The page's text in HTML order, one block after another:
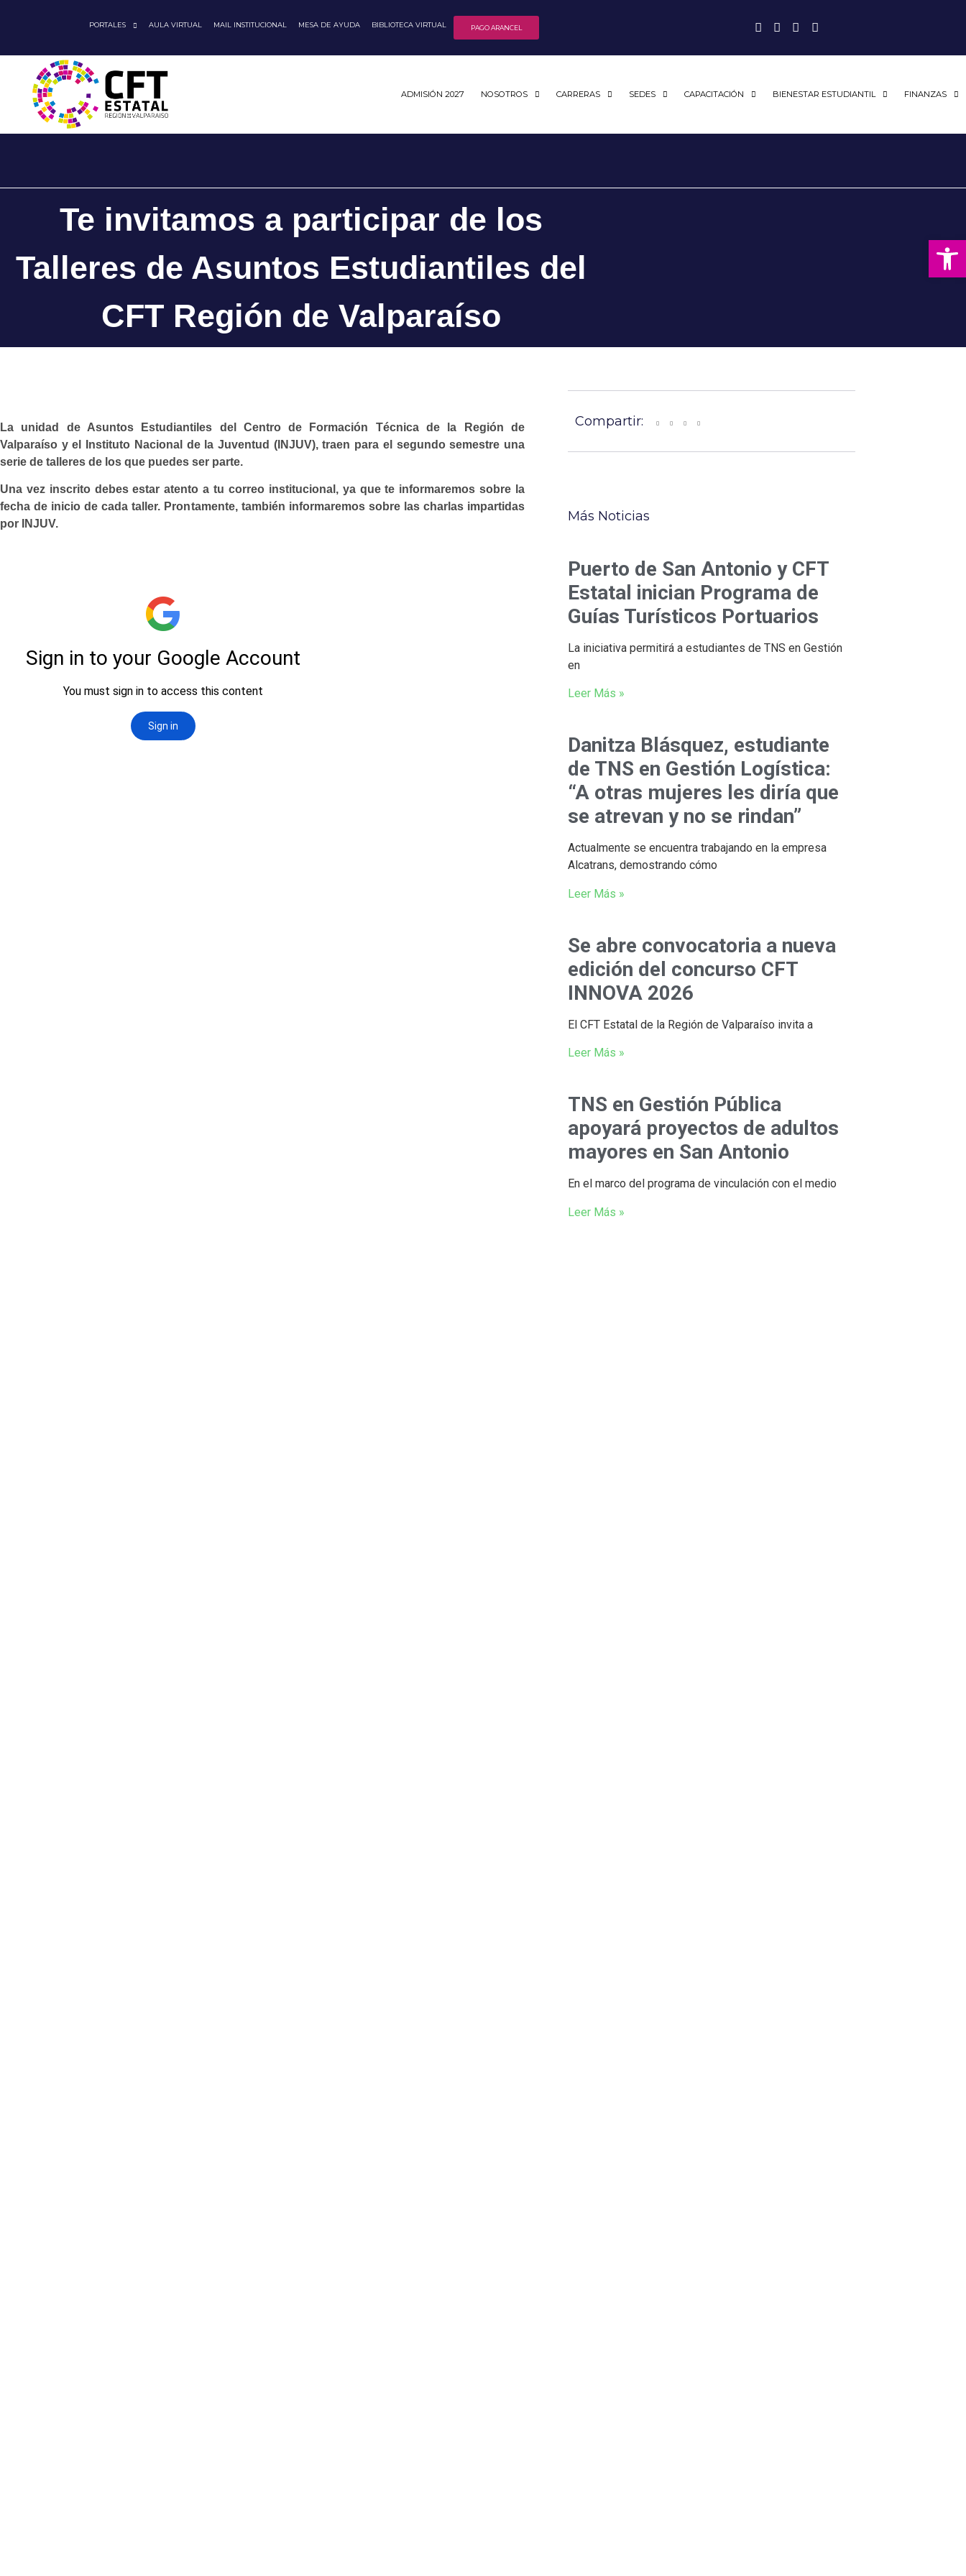
Abrir
PORTALES AULA VIRTUAL MAIL INSTITUCIONAL MESA DE AYUDA BIBLIOTECA VIRTUAL PAGO ARANCEL
ADMISIÓN 2027 NOSOTROS CARRERAS SEDES CAPACITACIÓN BIENESTAR ESTUDIANTIL FINANZAS
Te invitamos a participar de los
Talleres de Asuntos Estudiantiles del
CFT Región de Valparaíso
La unidad de Asuntos Estudiantiles del Centro de Formación Técnica de la Región de
Valparaíso y el Instituto Nacional de la Juventud (INJUV), traen para el segundo semestre una
serie de talleres de los que puedes ser parte.
Una vez inscrito debes estar atento a tu correo institucional, ya que te informaremos sobre la
fecha de inicio de cada taller. Prontamente, también informaremos sobre las charlas impartidas
por INJUV.
Compartir:
Más Noticias
Puerto de San Antonio y CFT
Estatal inician Programa de
Guías Turísticos Portuarios
La iniciativa permitirá a estudiantes de TNS en Gestión
en
Leer Más »
Danitza Blásquez, estudiante
de TNS en Gestión Logística:
“A otras mujeres les diría que
se atrevan y no se rindan”
Actualmente se encuentra trabajando en la empresa
Alcatrans, demostrando cómo
Leer Más »
Se abre convocatoria a nueva
edición del concurso CFT
INNOVA 2026
El CFT Estatal de la Región de Valparaíso invita a
Leer Más »
TNS en Gestión Pública
apoyará proyectos de adultos
mayores en San Antonio
En el marco del programa de vinculación con el medio
Leer Más »